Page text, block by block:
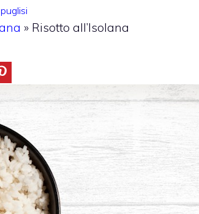
» Risotto all’Isolana